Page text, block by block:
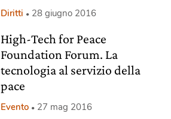
Diritti 28 giugno 2016
High-Tech for Peace
Foundation Forum. La
tecnologia al servizio della
pace
Evento 27 mag 2016